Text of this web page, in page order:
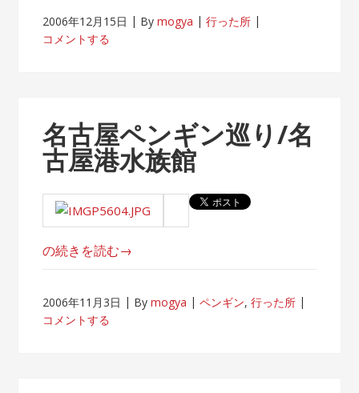
歩
2006年12月15日 Bymogya
行った所
コメントする
名古屋ペンギン巡り/名
古屋港水族館
“名
ペ
の続きを読む→
2006年11月3日 Bymogya ペンギン,行った所
コメントする